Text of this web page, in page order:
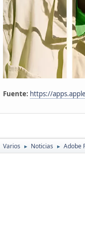
Fuente: https://
Varios ► Noticias ► Adobe